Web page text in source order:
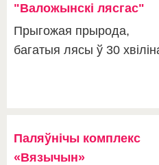
"Валожынскі лясгас"
Прыгожая прырода,
багатыя лясы ў 30
Паляўнічы комплекс
«Вязычын»